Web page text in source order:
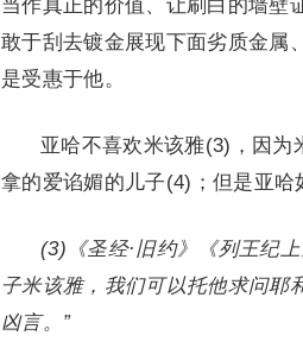
当作真正的价值、让刷白的墙壁
敢于刮去镀金展现下面劣质金属
是受惠于他。
亚哈不喜欢米该雅(3)，因为
拿的爱谄媚的儿子(4)；但是亚哈
(3)《圣经·旧约》《列王纪
子米该雅，我们可以托他求问耶
凶言。”